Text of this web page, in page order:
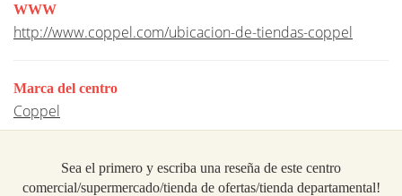
WWW
http://www.coppel.com/ubicacion-de-tiendas-coppel
Marca del centro
Coppel
Sea el primero y escriba una reseña de este centro
comercial/supermercado/tienda de ofertas/tienda departamental!